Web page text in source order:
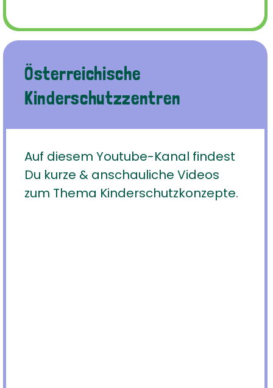
Österreichische
Kinderschutzzentren
Auf diesem Youtube-Kanal findest
Du kurze & anschauliche Videos
zum Thema Kinderschutzkonzepte.